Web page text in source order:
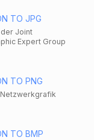
TO JPG
Joint
Expert Group
TO PNG
TO BMP